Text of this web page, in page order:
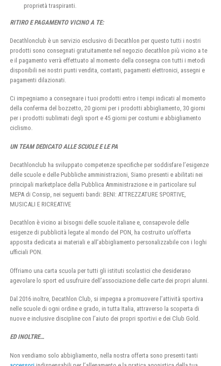
proprietà traspiranti.
RITIRO E PAGAMENTO VICINO A TE:
Decathlonclub è un servizio esclusivo di Decathlon per questo tutti i nostri
prodotti sono consegnati gratuitamente nel negozio decathlon più vicino a te
e il pagamento verrà effettuato al momento della consegna con tutti i metodi
disponibili nei nostri punti vendita, contanti, pagamenti elettronici, assegni e
pagamenti dilazionati.
Ci impegniamo a consegnare i tuoi prodotti entro i tempi indicati al momento
della conferma del bozzetto, 20 giorni per i prodotti abbigliamento, 30 giorni
per i prodotti sublimati degli sport e 45 giorni per costumi e abbigliamento
ciclismo.
UN TEAM DEDICATO ALLE SCUOLE E LE PA
Decathlonclub ha sviluppato competenze specifiche per soddisfare l’esigenze
delle scuole e delle Pubbliche amministrazioni, Siamo presenti e abilitati nei
principali marketplace della Pubblica Amministrazione e in particolare sul
MEPA di Consip, nei seguenti bandi: BENI: ATTREZZATURE SPORTIVE,
MUSICALI E RICREATIVE
Decathlon è vicino ai bisogni delle scuole italiane e, consapevole delle
esigenze di pubblicità legate al mondo del PON, ha costruito un’offerta
apposita dedicata ai materiali e all’abbigliamento personalizzabile con i loghi
ufficiali PON.
Offriamo una carta scuola per tutti gli istituti scolastici che desiderano
agevolare lo sport ed usufruire dell’associazione delle carte dei propri alunni.
Dal 2016 inoltre, Decathlon Club, si impegna a promuovere l’attività sportiva
nelle scuole di ogni ordine e grado, in tutta Italia, attraverso la scoperta di
nuove e inclusive discipline con l’aiuto dei propri sportivi e dei Club Gold.
ED INOLTRE…
Non vendiamo solo abbigliamento, nella nostra offerta sono presenti tanti